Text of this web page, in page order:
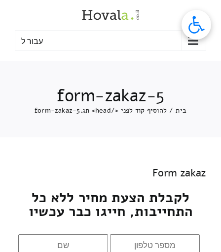
עבור ל
form-zakaz-5
בית / להוסיף קוד לפני </head> תג. form-zakaz-5
Form zakaz
לקבלת הצעת מחיר ללא כל
התחייבות, חייגו כבר עכשיו